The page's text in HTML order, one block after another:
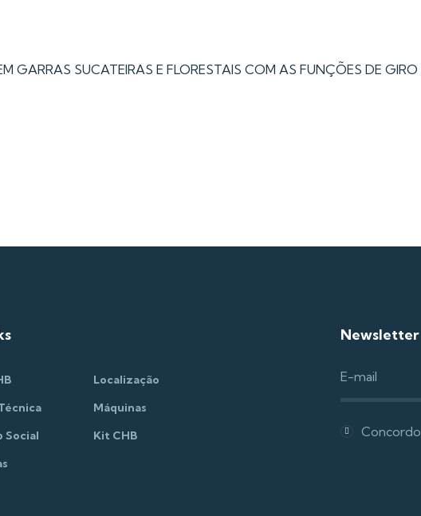
GARRAS SUCATEIRAS E FLORESTAIS COM AS FUNÇÕES DE GIRO
Social
Localização
Máquinas
Kit CHB
Newsletter